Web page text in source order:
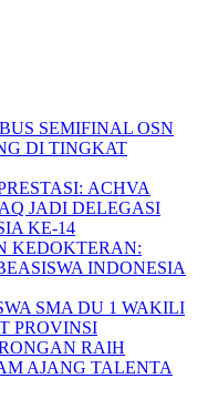
SEMIFINAL OSN
DI TINGKAT
ACHVA
JADI DELEGASI
KE-14
KEDOKTERAN:
INDONESIA
SMA DU 1 WAKILI
PROVINSI
RAIH
AJANG TALENTA